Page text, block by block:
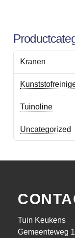
Kranen
Tuinoline
Uncategorized
Tuin Keukens
Gemeenteweg